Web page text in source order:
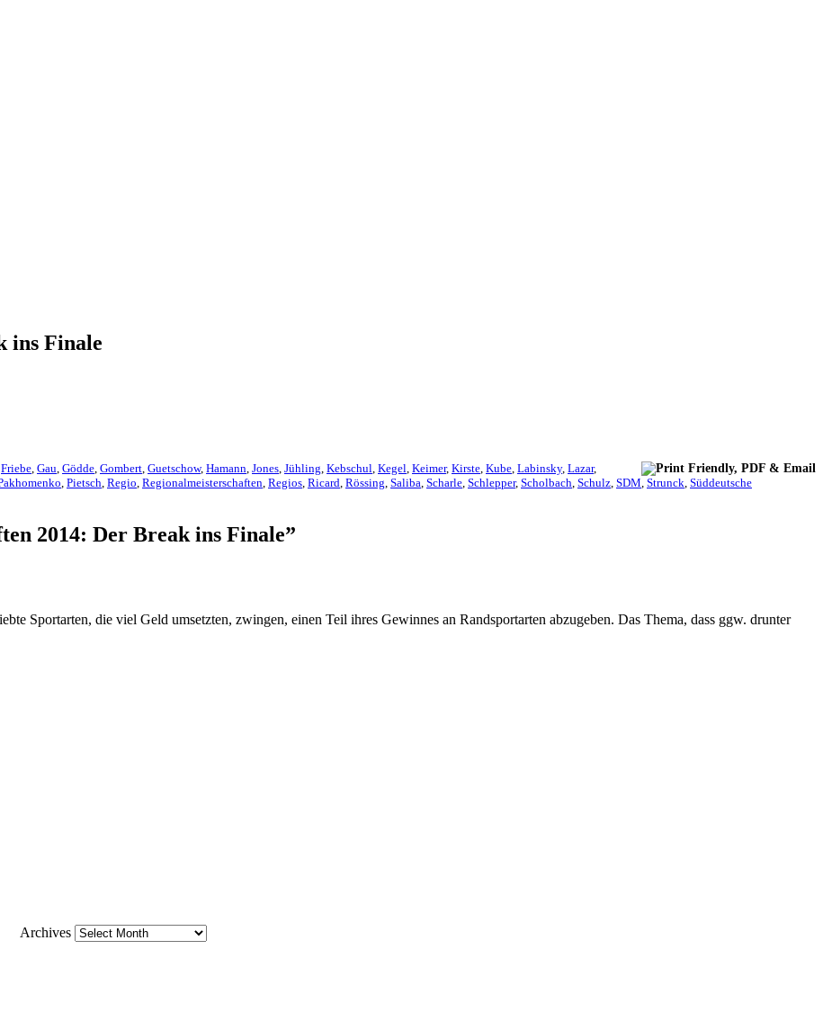
ins Finale
Friebe Gau Gödde Gombert Guetschow, Hamann Jones Jühling Kebschul Kegel Keimer, Kirste Kube Labinsky, Lazar,
Pietsch Regio Regionalmeisterschaften Regios Ricard Rössing Saliba Scharle Schlepper, Scholbach Schulz SDM Strunck Süddeutsche
2014: Der Break ins Finale”
Sportarten, die viel Geld umsetzten, zwingen, einen Teil ihres Gewinnes an Randsportarten abzugeben. Das Thema, dass ggw. drunter
Archives